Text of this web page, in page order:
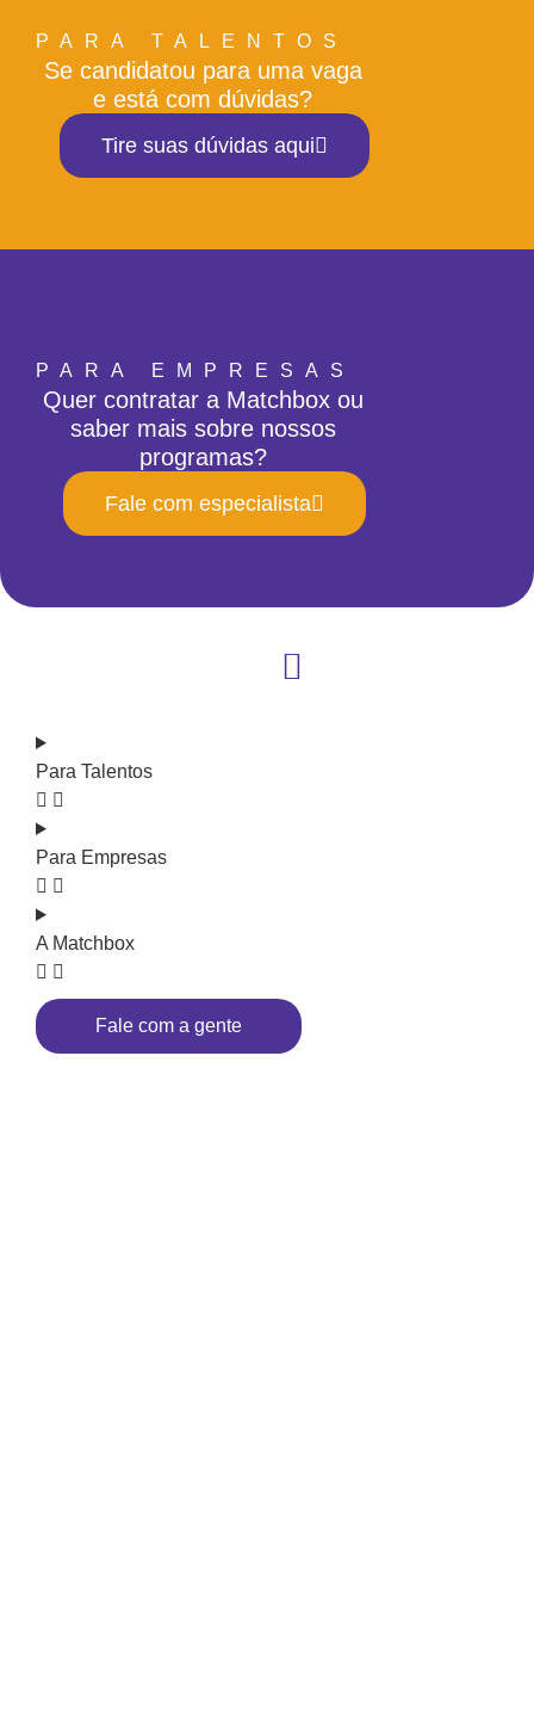
PARA TALENTOS
Se candidatou para uma vaga
e está com dúvidas?
Tire suas dúvidas aqui
PARA EMPRESAS
Quer contratar a Matchbox ou
saber mais sobre nossos
programas?
Fale com especialista
Para Talentos
Para Empresas
A Matchbox
Fale com a gente